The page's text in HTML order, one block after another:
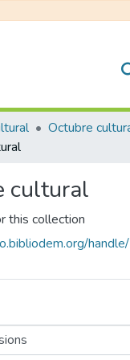
Octubre
cultural
this collection